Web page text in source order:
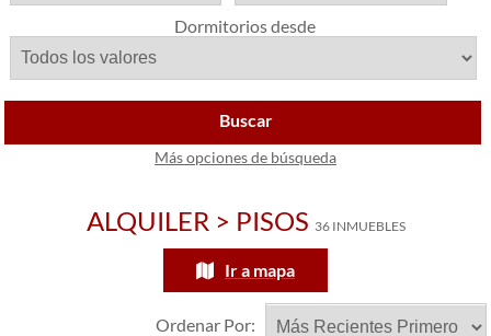
Dormitorios desde
Buscar
Más opciones de búsqueda
ALQUILER > PISOS 36 INMUEBLES
Ir a mapa
Ordenar Por: